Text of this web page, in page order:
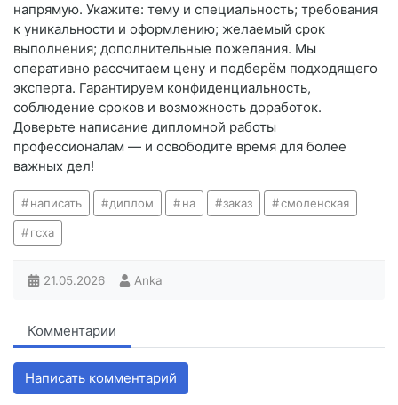
напрямую. Укажите: тему и специальность; требования
к уникальности и оформлению; желаемый срок
выполнения; дополнительные пожелания. Мы
оперативно рассчитаем цену и подберём подходящего
эксперта. Гарантируем конфиденциальность,
соблюдение сроков и возможность доработок.
Доверьте написание дипломной работы
профессионалам — и освободите время для более
важных дел!
написать диплом на заказ смоленская
гсха
21.05.2026 Anka
Комментарии
Написать комментарий